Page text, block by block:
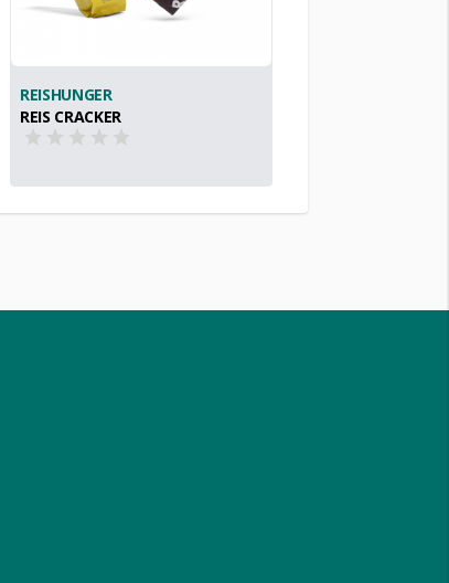
REISHUNGER
REIS CRACKER